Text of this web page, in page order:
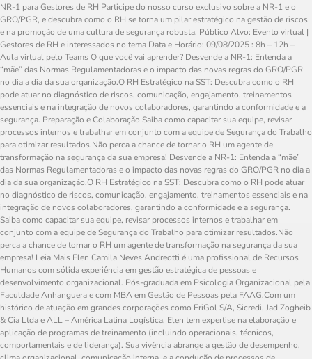
NR-1 para Gestores de RH Participe do nosso curso exclusivo sobre a NR-1 e o
GRO/PGR, e descubra como o RH se torna um pilar estratégico na gestão de riscos
e na promoção de uma cultura de segurança robusta. Público Alvo: Evento virtual |
Gestores de RH e interessados no tema Data e Horário: 09/08/2025 : 8h – 12h –
Aula virtual pelo Teams O que você vai aprender? Desvende a NR-1: Entenda a
“mãe” das Normas Regulamentadoras e o impacto das novas regras do GRO/PGR
no dia a dia da sua organização.O RH Estratégico na SST: Descubra como o RH
pode atuar no diagnóstico de riscos, comunicação, engajamento, treinamentos
essenciais e na integração de novos colaboradores, garantindo a conformidade e a
segurança. Preparação e Colaboração Saiba como capacitar sua equipe, revisar
processos internos e trabalhar em conjunto com a equipe de Segurança do Trabalho
para otimizar resultados.Não perca a chance de tornar o RH um agente de
transformação na segurança da sua empresa! Desvende a NR-1: Entenda a “mãe”
das Normas Regulamentadoras e o impacto das novas regras do GRO/PGR no dia a
dia da sua organização.O RH Estratégico na SST: Descubra como o RH pode atuar
no diagnóstico de riscos, comunicação, engajamento, treinamentos essenciais e na
integração de novos colaboradores, garantindo a conformidade e a segurança.
Saiba como capacitar sua equipe, revisar processos internos e trabalhar em
conjunto com a equipe de Segurança do Trabalho para otimizar resultados.Não
perca a chance de tornar o RH um agente de transformação na segurança da sua
empresa! Leia Mais Elen Camila Neves Andreotti é uma profissional de Recursos
Humanos com sólida experiência em gestão estratégica de pessoas e
desenvolvimento organizacional. Pós-graduada em Psicologia Organizacional pela
Faculdade Anhanguera e com MBA em Gestão de Pessoas pela FAAG.Com um
histórico de atuação em grandes corporações como FriGol S/A, Sicredi, Jad Zogheib
& Cia Ltda e ALL – América Latina Logística, Elen tem expertise na elaboração e
aplicação de programas de treinamento (incluindo operacionais, técnicos,
comportamentais e de liderança). Sua vivência abrange a gestão de desempenho,